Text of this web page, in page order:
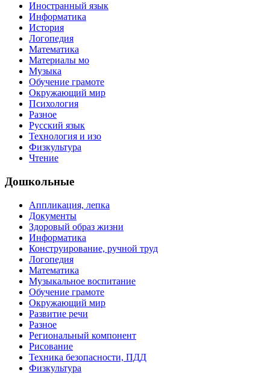
Иностранный язык
Информатика
История
Логопедия
Математика
Материалы мо
Музыка
Обучение грамоте
Окружающий мир
Психология
Разное
Русский язык
Технология и изо
Физкультура
Чтение
Дошкольные
Аппликация, лепка
Документы
Здоровый образ жизни
Информатика
Конструирование, ручной труд
Логопедия
Математика
Музыкальное воспитание
Обучение грамоте
Окружающий мир
Развитие речи
Разное
Региональный компонент
Рисование
Техника безопасности, ПДД
Физкультура